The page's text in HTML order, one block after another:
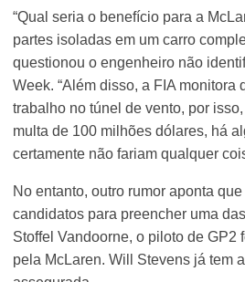
“Qual seria o benefício para a
partes isoladas em um carro
questionou o engenheiro não
Week. “Além disso, a FIA monitora
trabalho no túnel de vento, por
multa de 100 milhões dólares, há
certamente não fariam qualquer
No entanto, outro rumor aponta
candidatos para preencher uma
Stoffel Vandoorne, o piloto de GP2
pela McLaren. Will Stevens já tem